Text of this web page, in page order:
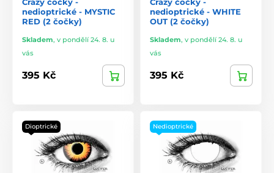
nedioptrické - MYSTIC
RED (2 čočky)
Skladem, v pondělí 24. 8. u
vás
395 Kč
nedioptrické - WHITE
OUT (2 čočky)
Skladem, v pondělí 24. 8. u
vás
395 Kč
Dioptrické Nedioptrické